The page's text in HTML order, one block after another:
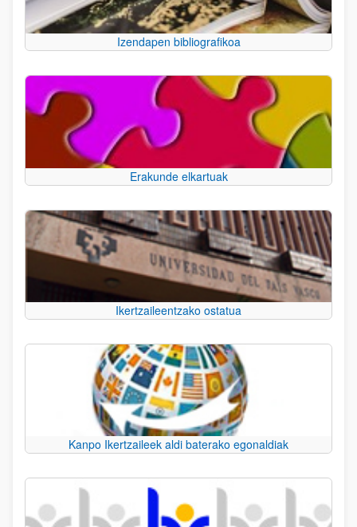
Izendapen bibliografikoa
Erakunde elkartuak
Ikertzaileentzako ostatua
Kanpo Ikertzaileek aldi baterako egonaldiak